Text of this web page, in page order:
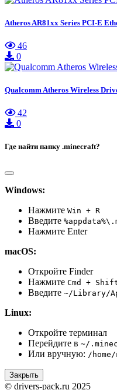
Atheros AR81xx Series PCI-E
46
0
Qualcomm Atheros Wireless
42
0
Где найти папку .minecraft?
Windows:
Нажмите Win + R
Введите
Нажмите Enter
macOS:
Откройте Finder
Нажмите Cmd +
Введите ~/Library/
Linux:
Откройте терминал
Перейдите в ~/
Или вручную: /
Закрыть
© drivers-pack.ru 2025